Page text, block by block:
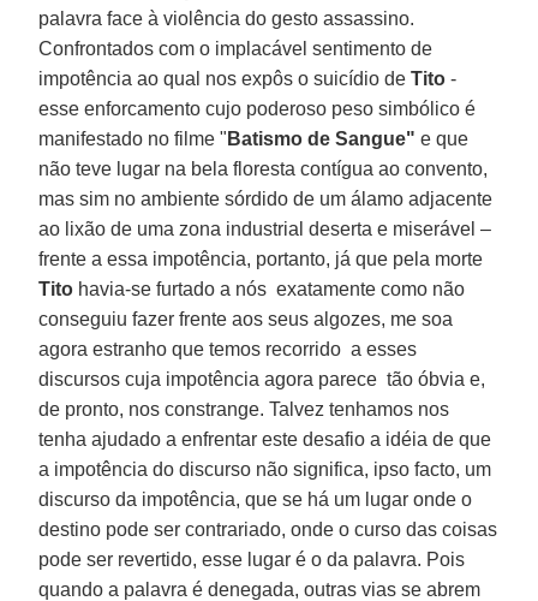
palavra face à violência do gesto assassino.
Confrontados com o implacável sentimento de
impotência ao qual nos expôs o suicídio deTito-
esse enforcamento cujo poderoso peso simbólico é
manifestado no filme " Batismo de Sangue" e que
não teve lugar na bela floresta contígua ao convento,
mas sim no ambiente sórdido de um álamo adjacente
ao lixão de uma zona industrial deserta e miserável –
frente a essa impotência, portanto, já que pela morte
Tito havia-se furtado a nós exatamente como não
conseguiu fazer frente aos seus algozes, me soa
agora estranho que temos recorrido a esses
discursos cuja impotência agora parece tão óbvia e,
de pronto, nos constrange. Talvez tenhamos nos
tenha ajudado a enfrentar este desafio a idéia de que
a impotência do discurso não significa, ipso facto, um
discurso da impotência, que se há um lugar onde o
destino pode ser contrariado, onde o curso das coisas
pode ser revertido, esse lugar é o da palavra. Pois
quando a palavra é denegada, outras vias se abrem